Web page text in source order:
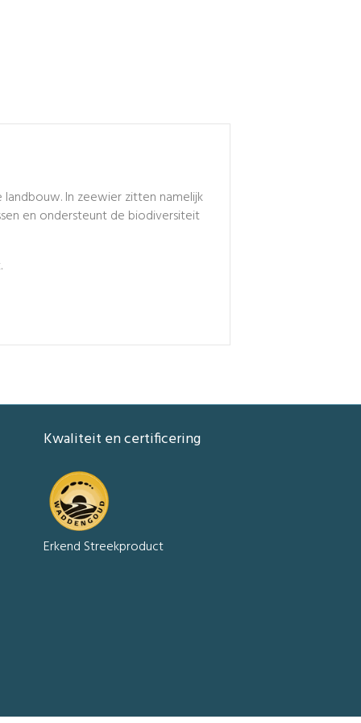
In zeewier zitten namelijk
en ondersteunt de biodiversiteit
Kwaliteit en certificering
Erkend Streekproduct